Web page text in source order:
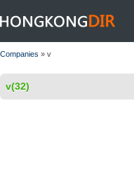
HONGKONGDIR
Companies » v
v(32)